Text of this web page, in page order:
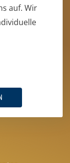
auf. Wir